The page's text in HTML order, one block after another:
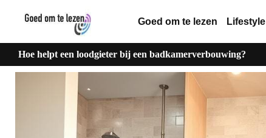
Goed om te lezen Lifestyle
Hoe helpt een loodgieter bij een badkamerverbouwing?